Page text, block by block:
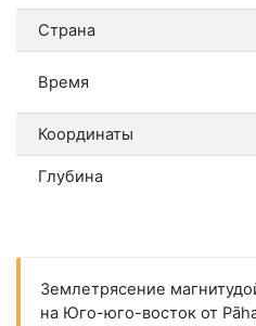
Страна
Время
Координаты
Глубина
Землетрясение
на Юго-юго-восток от